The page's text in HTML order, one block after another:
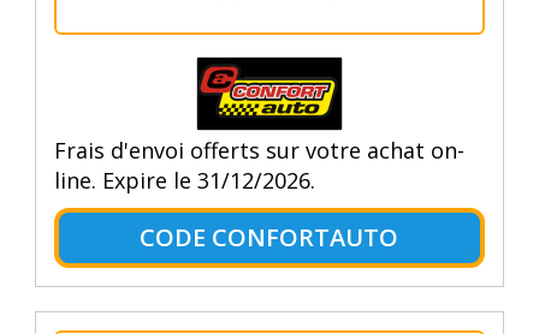
Frais d'envoi offerts sur votre achat on-
line. Expire le 31/12/2026.
CODE CONFORTAUTO